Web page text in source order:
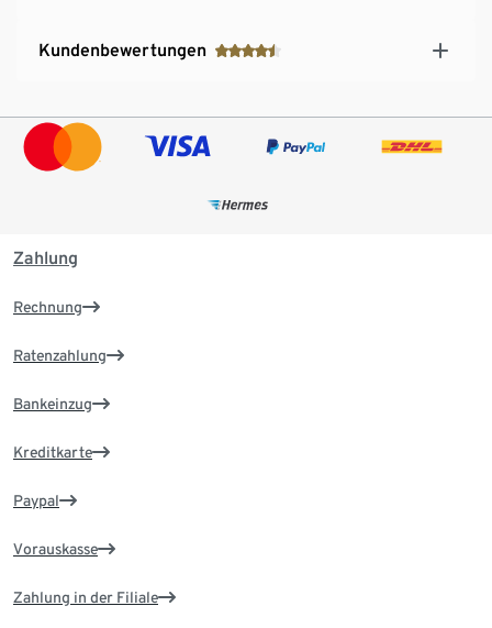
Kundenbewertungen
Zahlung
Rechnung
Ratenzahlung
Bankeinzug
Kreditkarte
Paypal
Vorauskasse
Zahlung in der Filiale